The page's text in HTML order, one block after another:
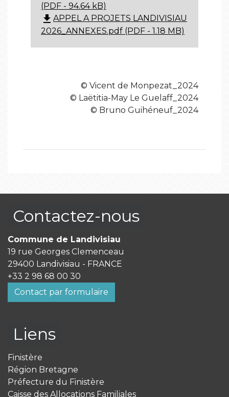
(PDF - 94.64 kB)
file_download APPEL A PROJETS LANDIVISIAU
2026_ANNEXES.pdf (PDF - 1.18 MB)
© Vicent de Monpezat_2024
© Laëtitia-May Le Guelaff_2024
© Bruno Guihéneuf_2024
Contactez-nous
Commune de Landivisiau
19 rue Georges Clemenceau
29400 Landivisiau - FRANCE
+33 2 98 68 00 30
Contact par formulaire
Liens
Finistère
Région Bretagne
Préfecture du Finistère
Caisse des Allocations Familiales